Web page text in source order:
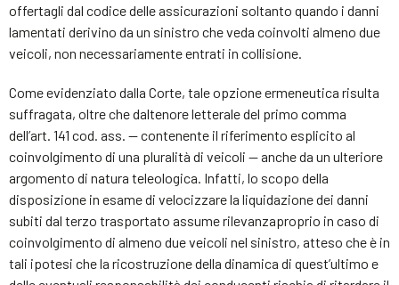
offertagli dal codice delle assicurazioni soltanto quando i danni
lamentati derivino da un sinistro che veda coinvolti almeno due
veicoli, non necessariamente entrati in collisione.
Come evidenziato dalla Corte, tale opzione ermeneutica risulta
suffragata, oltre che daltenore letterale del primo comma
dell’art. 141 cod. ass. — contenente il riferimento esplicito al
coinvolgimento di una pluralità di veicoli — anche da un ulteriore
argomento di natura teleologica. Infatti, lo scopo della
disposizione in esame di velocizzare la liquidazione dei danni
subiti dal terzo trasportato assume rilevanzaproprio in caso di
coinvolgimento di almeno due veicoli nel sinistro, atteso che è in
tali ipotesi che la ricostruzione della dinamica di quest’ultimo e